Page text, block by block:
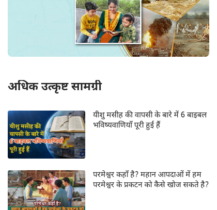
अधिक उत्कृष्ट सामग्री
यीशु मसीह की वापसी के बारे में 6 बाइबल
भविष्यवाणियाँ पूरी हुई हैं
परमेश्वर कहाँ है? महान आपदाओं में हम
परमेश्वर के प्रकटन को कैसे खोज सकते है?